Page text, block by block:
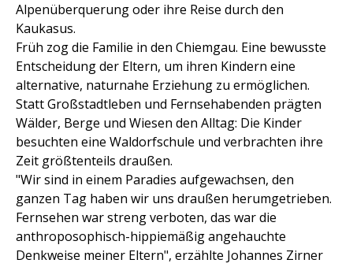
Alpenüberquerung oder ihre Reise durch den
Kaukasus.
Früh zog die Familie in den Chiemgau. Eine bewusste
Entscheidung der Eltern, um ihren Kindern eine
alternative, naturnahe Erziehung zu ermöglichen.
Statt Großstadtleben und Fernsehabenden prägten
Wälder, Berge und Wiesen den Alltag: Die Kinder
besuchten eine Waldorfschule und verbrachten ihre
Zeit größtenteils draußen.
"Wir sind in einem Paradies aufgewachsen, den
ganzen Tag haben wir uns draußen herumgetrieben.
Fernsehen war streng verboten, das war die
anthroposophisch-hippiemäßig angehauchte
Denkweise meiner Eltern", erzählte Johannes Zirner